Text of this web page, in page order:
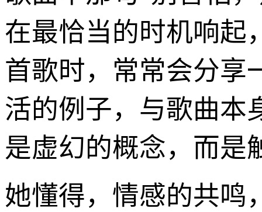
在最恰当的时机响起
首歌时，常常会分享
活的例子，与歌曲本
是虚幻的概念，而是
她懂得，情感的共鸣